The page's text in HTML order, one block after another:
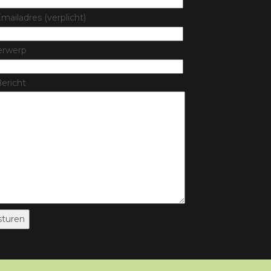
(verplicht)